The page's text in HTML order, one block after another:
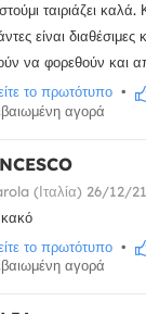
ταιριάζει
είναι
να φορεθούν και
το πρωτότυπο •
αγορά
(Ιταλία) 26/12/21
το πρωτότυπο •
αγορά